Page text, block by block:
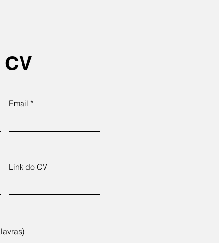
Email
Link do CV